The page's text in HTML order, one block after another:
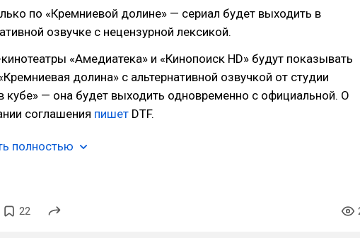
по «Кремниевой долине» — сериал будет выходить в
озвучке с нецензурной лексикой.
«Амедиатека» и «Кинопоиск HD» будут показывать
долина» с альтернативной озвучкой от студии
кубе» — она будет выходить одновременно с официальной. О
соглашения пишет DTF.
полностью
22